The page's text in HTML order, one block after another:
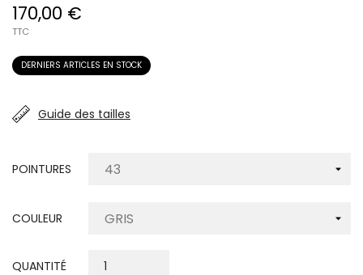
170,00 €
TTC
DERNIERS ARTICLES EN STOCK
Guide des tailles
POINTURES
COULEUR
QUANTITÉ